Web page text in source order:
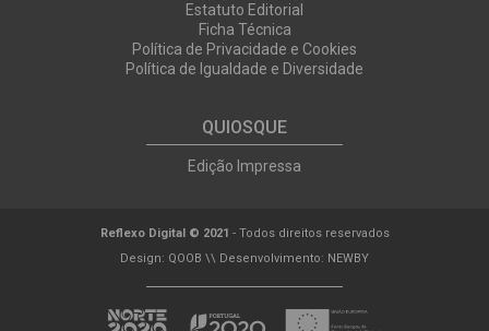
Estatuto Editorial
Ficha Técnica
Política de Privacidade e Cookies
Política de Igualdade e Diversidade
QUIOSQUE
Edição Impressa
Reflexo Digital © 2021 - Todos direitos reservados
Design: QOOB \\ Desenvolvimento: NEWBY